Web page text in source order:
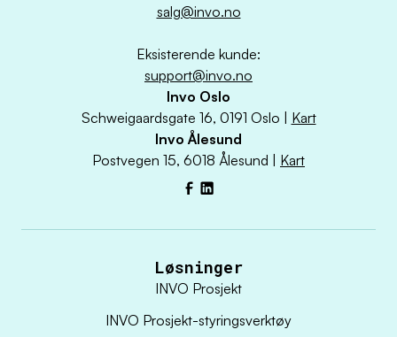
salg@invo.no
Eksisterende kunde:
support@invo.no
Invo Oslo
Schweigaardsgate 16, 0191 Oslo | Kart
Invo Ålesund
Postvegen 15, 6018 Ålesund | Kart
Facebook
LinkedIn
Løsninger
INVO Prosjekt
INVO Prosjekt-styringsverktøy